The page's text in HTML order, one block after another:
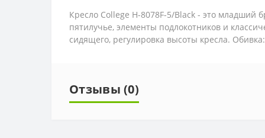
Кресло College H-8078F-5/Black - это младший
пятилучье, элементы подлокотников и
сидящего, регулировка высоты кресла.
Отзывы (0)